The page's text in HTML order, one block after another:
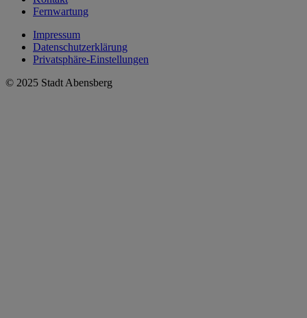
Fernwartung
Impressum
Datenschutzerklärung
Privatsphäre-Einstellungen
© 2025 Stadt Abensberg